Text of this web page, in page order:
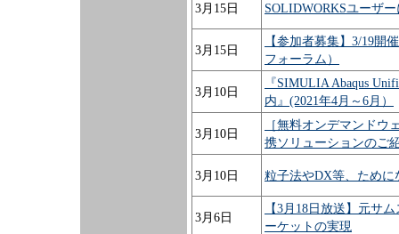
3月15日 SOLIDWORKSユーザ
3月15日
【参加者募集】3/19開
フォーラム）
3月10日
『SIMULIA Abaqus
内』(2021年4月～6月）
3月10日
［無料オンデマンドウ
携ソリューションのご
3月10日 粒子法やDX等、ため
3月6日
【3月18日放送】元サ
ーケットの実現